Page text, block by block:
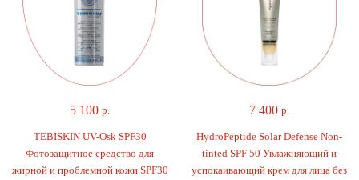
5 100 р.
TEBISKIN UV-Osk SPF30
Фотозащитное средство для
жирной и проблемной кожи SPF30
7 400 р.
HydroPeptide Solar Defense Non-
tinted SPF 50 Увлажняющий и
успокаивающий крем для лица без